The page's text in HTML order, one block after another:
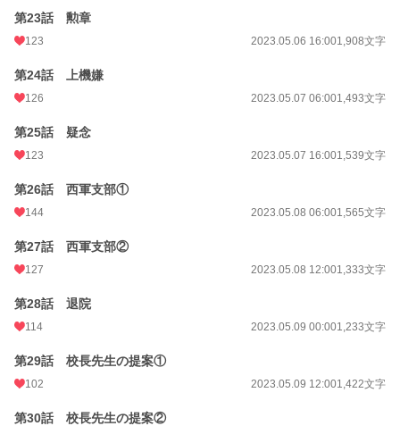
第23話 勲章
123 2023.05.06 16:001,908文字
第24話 上機嫌
126 2023.05.07 06:001,493文字
第25話 疑念
123 2023.05.07 16:001,539文字
第26話 西軍支部①
144 2023.05.08 06:001,565文字
第27話 西軍支部②
127 2023.05.08 12:001,333文字
第28話 退院
114 2023.05.09 00:001,233文字
第29話 校長先生の提案①
102 2023.05.09 12:001,422文字
第30話 校長先生の提案②